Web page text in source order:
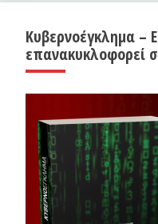
Κυβερνοέγκλημα –
επανακυκλοφορεί